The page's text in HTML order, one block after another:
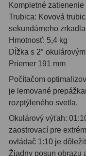
Iné27
Zrkadielka a hranoly61
Diagonálne zrkadielka
Diagonálne hranoly
Amici hranoly 45°11
Amici hranoly 90°7
Astrofotografia 306
Kompletné zatienenie
Trubica: Kovová
sekundárneho
Hmotnosť: 5,4 kg
Dĺžka s 2″
Priemer 191 mm
Počítačom
je lemované
rozptýleného svetla.
Okulárový výťah:
zaostrovací pre
ovládač 1:10 je
Žiadny posun obrazu